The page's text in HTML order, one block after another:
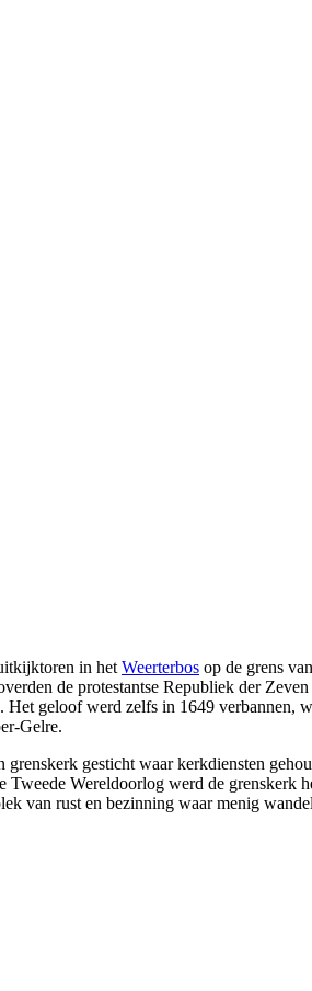
in het Weerterbos op de grens
de protestantse Republiek der
geloof werd zelfs in 1649
Gelre.
gesticht waar kerkdiensten
Wereldoorlog werd de grenskerk
van rust en bezinning waar menig